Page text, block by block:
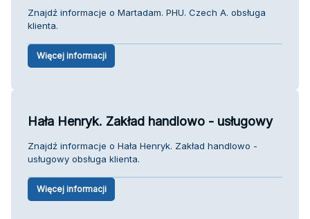
Znajdź informacje o Martadam. PHU. Czech A. obsługa
klienta.
Więcej informacji
Hała Henryk. Zakład handlowo - usługowy
Znajdź informacje o Hała Henryk. Zakład handlowo -
usługowy obsługa klienta.
Więcej informacji